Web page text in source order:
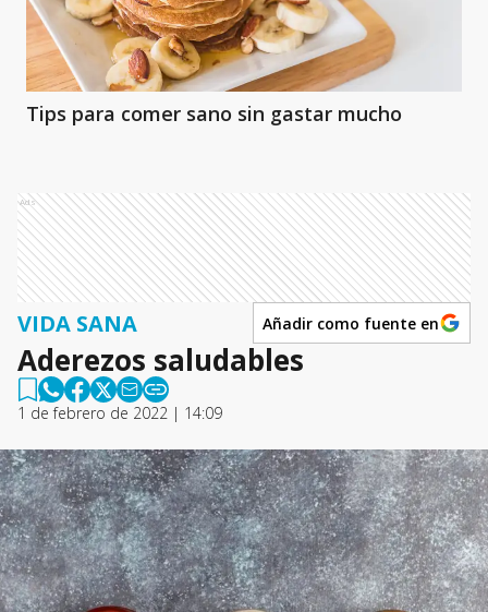
Tips para comer sano sin gastar mucho
Ads
VIDA SANA Añadir como fuente en
Aderezos saludables
1 de febrero de 2022 | 14:09